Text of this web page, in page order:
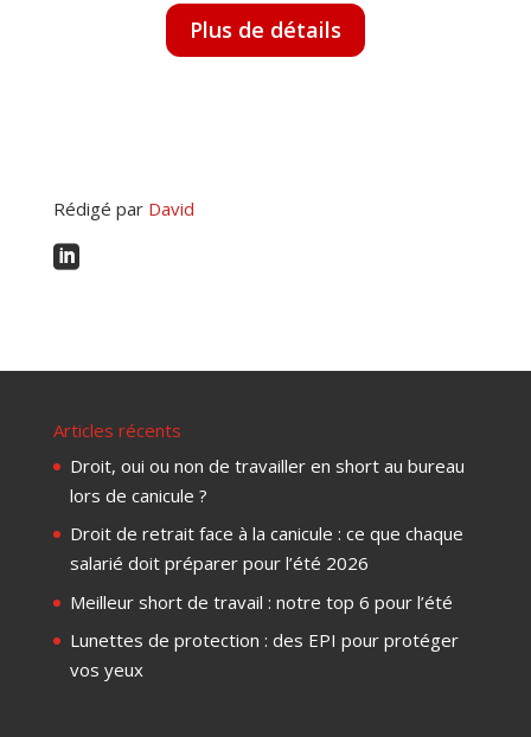
Plus de détails
Rédigé par David

Articles récents
Droit, oui ou non de travailler en short au bureau
lors de canicule ?
Droit de retrait face à la canicule : ce que chaque
salarié doit préparer pour l’été 2026
Meilleur short de travail : notre top 6 pour l’été
Lunettes de protection : des EPI pour protéger
vos yeux